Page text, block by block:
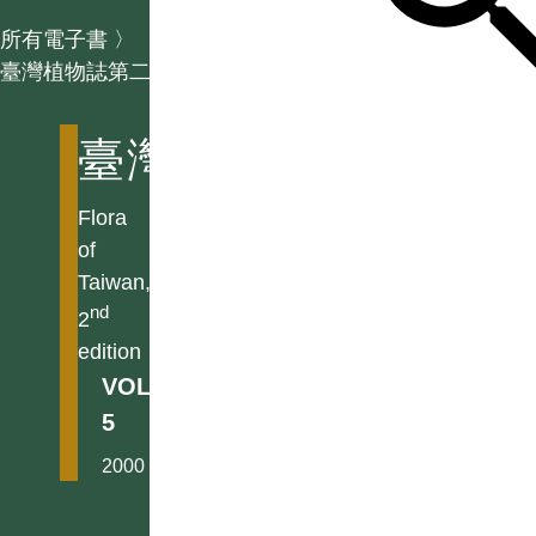
所有電子書 〉
臺灣植物誌第二版
臺灣植物誌第二版
Flora
of
Taiwan,
2nd
edition
VOL.
5
2000